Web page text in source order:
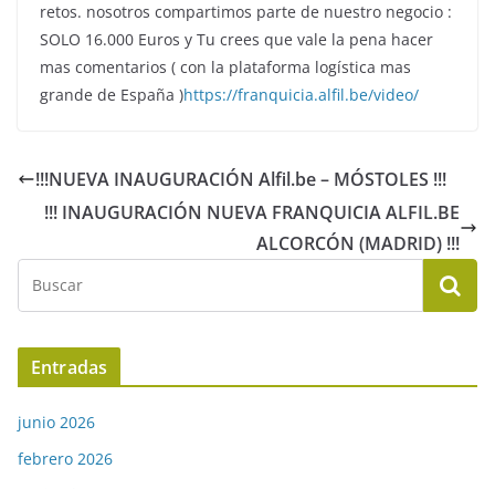
retos. nosotros compartimos parte de nuestro negocio :
SOLO 16.000 Euros y Tu crees que vale la pena hacer
mas comentarios ( con la plataforma logística mas
grande de España )https://franquicia.alfil.be/video/
!!!NUEVA INAUGURACIÓN Alfil.be – MÓSTOLES !!!
!!! INAUGURACIÓN NUEVA FRANQUICIA ALFIL.BE
ALCORCÓN (MADRID) !!!
Entradas
junio 2026
febrero 2026